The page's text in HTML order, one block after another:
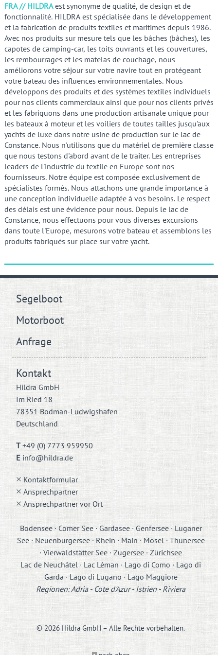
FRA // HILDRAest synonyme de qualité, de design et de
fonctionnalité. HILDRA est spécialisée dans le développement
et la fabrication de produits textiles et maritimes depuis 1986.
Avec nos produits sur mesure tels que les bâches (bâches), les
capotes de camping-car, les toits ouvrants et les couvertures,
les rembourrages et les matelas de couchage, nous
améliorons votre séjour sur votre navire tout en protégeant
votre bateau des influences environnementales. Nous
développons des produits et des systèmes textiles individuels
pour nos clients commerciaux ainsi que pour nos clients privés
et les fabriquons dans une production artisanale unique pour
les bateaux à moteur et les voiliers de toutes tailles jusqu'aux
yachts de luxe dans notre usine de production sur le lac de
Constance. Nous n'utilisons que du matériel de première classe
que nous testons d'abord avant de le traiter. Les entreprises
leaders de l'industrie du textile en Europe sont nos
fournisseurs. Notre équipe est composée exclusivement de
spécialistes formés. Nous attachons une grande importance à
une conception individuelle adaptée à vos besoins. Le respect
des délais est une évidence pour nous. Depuis le lac de
Constance, nous effectuons pour vous diverses excursions
dans toute l'Europe, mesurons votre bateau et assemblons les
produits fabriqués sur place sur votre yacht.
Segelboot
Motorboot
Anfrage
Kontakt
Hildra GmbH
Im Ried 18
78351 Bodman-Ludwigshafen
Deutschland
T +49 (0) 7773 959950
E info@hildra.de
Kontaktformular
Ansprechpartner
Ansprechpartner vor Ort
Bodensee · Comer See · Gardasee · Genfersee · Luganer
See · Neuenburgersee · Rhein · Main · Mosel · Thunersee
· Vierwaldstätter See · Zugersee · Zürichsee
Lac de Neuchâtel · Lac Léman · Lago di Como · Lago di
Garda · Lago di Lugano · Lago Maggiore
Regionen: Adria - Cote d'Azur - Istrien - Riviera
© 2026 Hildra GmbH – Alle Rechte vorbehalten.